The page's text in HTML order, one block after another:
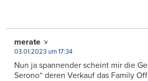
merate
03.01.2023 um 17:34
Nun ja spannender scheint mir die
Serono“ deren Verkauf das Family